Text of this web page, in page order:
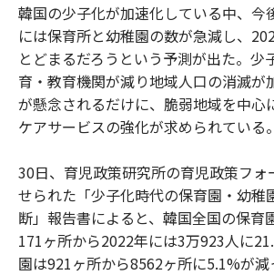
韓国の少子化が加速化している中、今
には保育所と幼稚園の数が急減し、
とどまるだろうという予測が出た。少
育・教育機関が減り地域人口の消滅が
が懸念されるだけに、脆弱地域を中心
ケアサービスの強化が求められている。
30日、育児政策研究所の育児政策フォ
せられた「少子化時代の保育園・幼稚
断」報告書によると、韓国全国の保育
171ヶ所から2022年には3万923人に
園は921ヶ所から8562ヶ所に5.1%が減